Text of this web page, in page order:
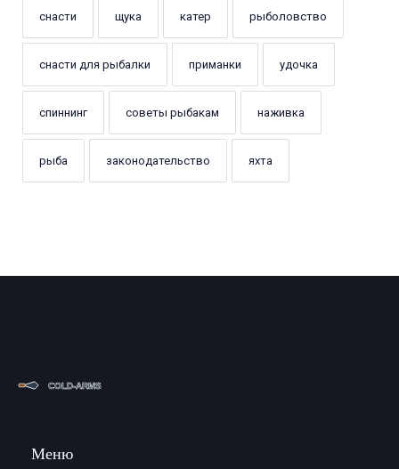
снасти щука катер рыболовство
снасти для рыбалки приманки удочка
спиннинг советы рыбакам наживка
рыба законодательство яхта
Меню